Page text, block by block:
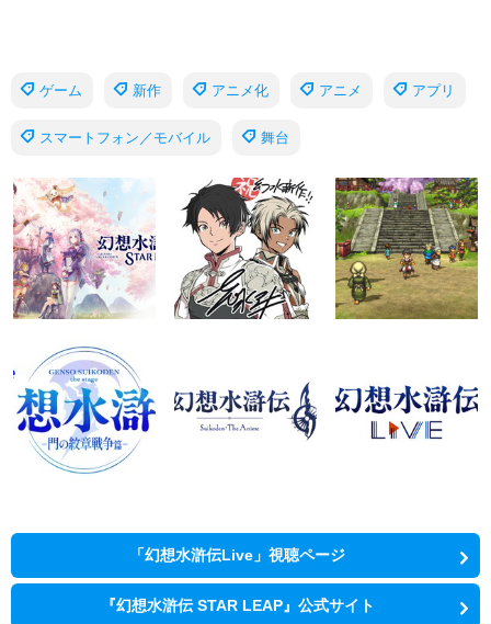
ゲーム 新作 アニメ化 アニメ アプリ
スマートフォン／モバイル 舞台
「幻想水滸伝Live」視聴ページ
『幻想水滸伝 STAR LEAP』公式サイト